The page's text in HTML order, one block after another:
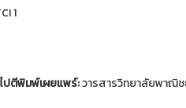
1
ปตีพิมพ์เผยแพร์:วารสารวิทยาลัยพาณิ